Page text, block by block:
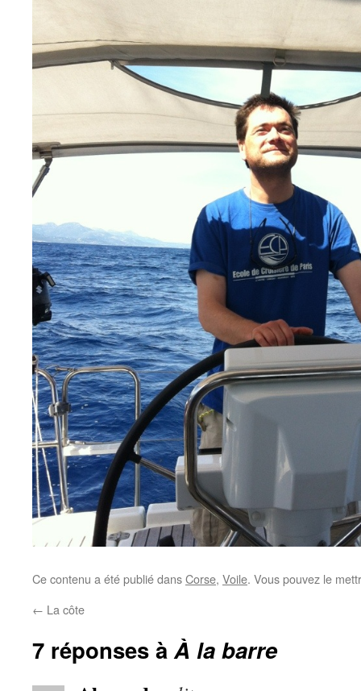
Ce contenu a été publié dansCorse, Voile. Vous pouvez le
← La côte
7 réponses àÀ la barre